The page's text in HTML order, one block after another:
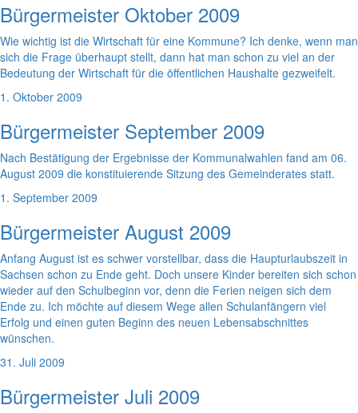
Bürgermeister Oktober 2009
Wie wichtig ist die Wirtschaft für eine Kommune? Ich denke, wenn man
sich die Frage überhaupt stellt, dann hat man schon zu viel an der
Bedeutung der Wirtschaft für die öffentlichen Haushalte gezweifelt.
1. Oktober 2009
Bürgermeister September 2009
Nach Bestätigung der Ergebnisse der Kommunalwahlen fand am 06.
August 2009 die konstituierende Sitzung des Gemeinderates statt.
1. September 2009
Bürgermeister August 2009
Anfang August ist es schwer vorstellbar, dass die Haupturlaubszeit in
Sachsen schon zu Ende geht. Doch unsere Kinder bereiten sich schon
wieder auf den Schulbeginn vor, denn die Ferien neigen sich dem
Ende zu. Ich möchte auf diesem Wege allen Schulanfängern viel
Erfolg und einen guten Beginn des neuen Lebensabschnittes
wünschen.
31. Juli 2009
Bürgermeister Juli 2009